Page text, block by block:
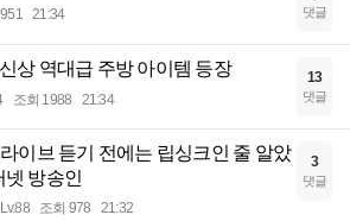
21:34 댓글
상 역대급 주방 아이템 등장
조회 1988 21:34
13
댓글
이브 듣기 전에는 립싱크인 줄 알았
넷 방송인
Lv.88 조회 978 21:32
3
댓글